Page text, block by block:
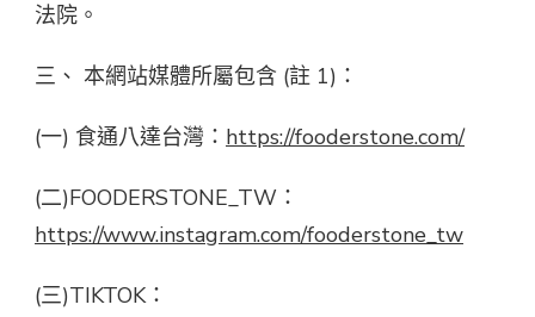
法院。
三、 本網站媒體所屬包含 (註 1)：
(一) 食通八達台灣： https://fooderstone.com/
(二)FOODERSTONE_TW：
https://www.instagram.com/fooderstone_tw
(三)TIKTOK：